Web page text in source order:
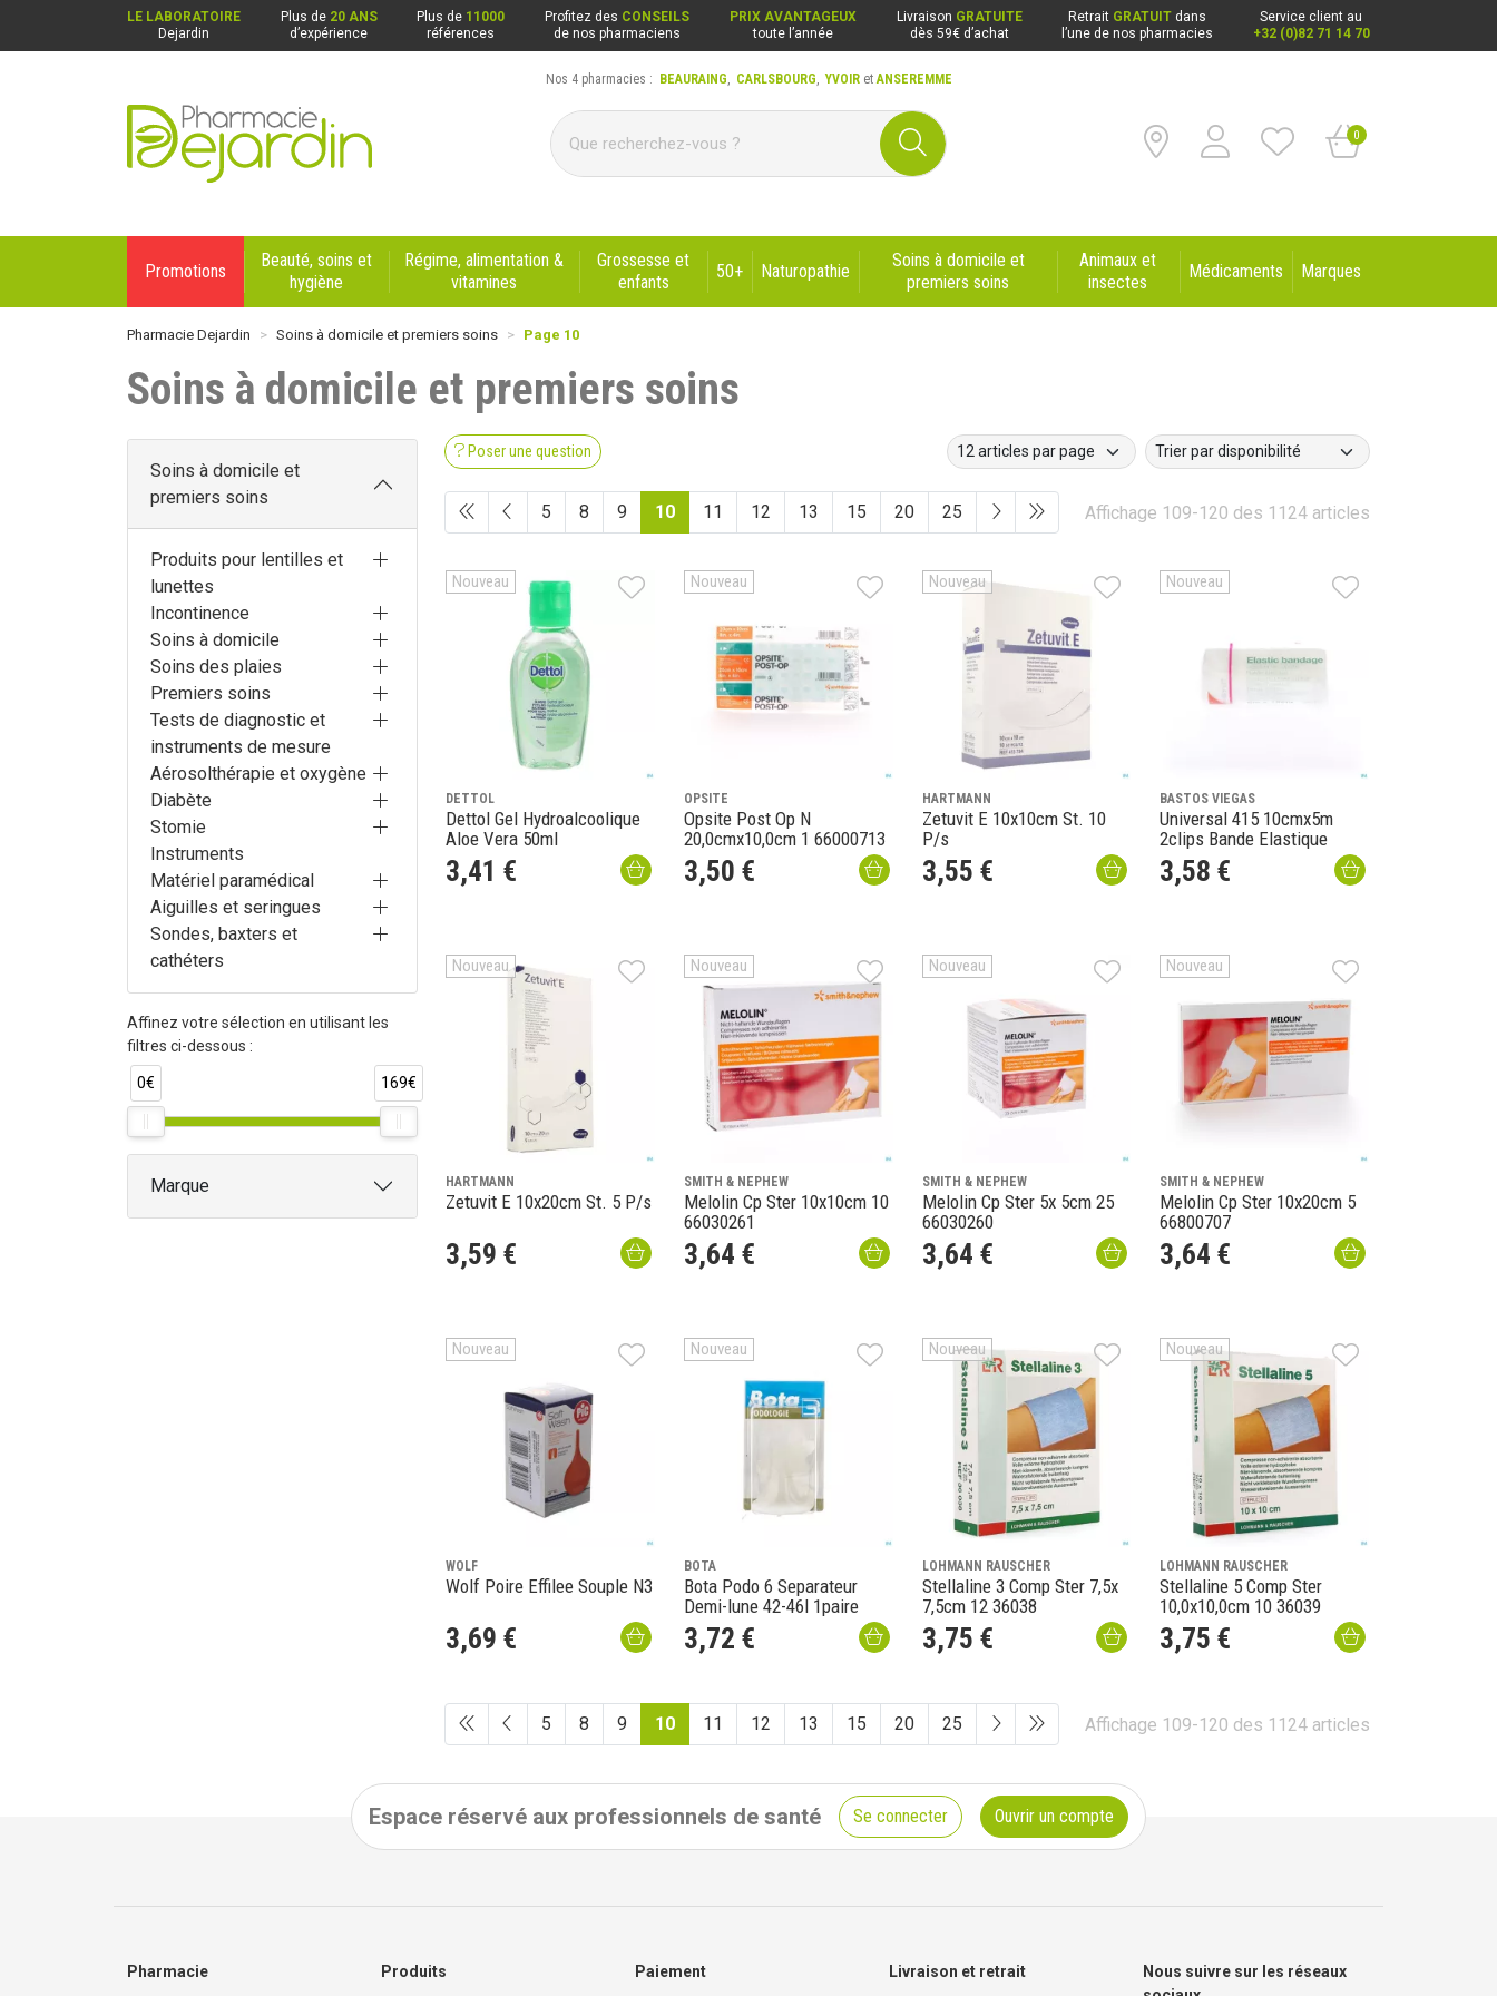
LE LABORATOIRE
Dejardin
Plus de 20 ANS
d’expérience
Plus de 11000
références
Profitez des CONSEILS
de nos pharmaciens
PRIX AVANTAGEUX
toute l’année
Livraison GRATUITE
dès 59€ d’achat
Retrait GRATUIT dans
l’une de nos pharmacies
Service client au
+32 (0)82 71 14 70
Pharmacie Dejardin Nos 4 pharmacies : Beauraing, Carlsbourg, Yvoir, Anseremme
0
Nos 4 pharmacies : BEAURAING, CARLSBOURG,YVOIRetANSEREMME
Promotions
Beauté, soins et
hygiène
Régime, alimentation &
vitamines
Grossesse et
enfants
50+ Naturopathie
Soins à domicile et
premiers soins
Animaux et
insectes
Médicaments Marques
Pharmacie Dejardin Soins à domicile et premiers soins Page 10
Soins à domicile et premiers soins
Poser une question
Affichage 109-120 des 1124 articles
5 8 9 10 11 12 13 15 20 25
Nouveau
DETTOL
Dettol Gel Hydroalcoolique
Aloe Vera 50ml
3,41 €
Nouveau
OPSITE
Opsite Post Op N
20,0cmx10,0cm 1 66000713
3,50 €
Nouveau
HARTMANN
Zetuvit E 10x10cm St. 10
P/s
3,55 €
Nouveau
BASTOS VIEGAS
Universal 415 10cmx5m
2clips Bande Elastique
3,58 €
Nouveau
HARTMANN
Zetuvit E 10x20cm St. 5 P/s
3,59 €
Nouveau
SMITH & NEPHEW
Melolin Cp Ster 10x10cm 10
66030261
3,64 €
Nouveau
SMITH & NEPHEW
Melolin Cp Ster 5x 5cm 25
66030260
3,64 €
Nouveau
SMITH & NEPHEW
Melolin Cp Ster 10x20cm 5
66800707
3,64 €
Nouveau
WOLF
Wolf Poire Effilee Souple N3
3,69 €
Nouveau
BOTA
Bota Podo 6 Separateur
Demi-lune 42-46l 1paire
3,72 €
Nouveau
LOHMANN RAUSCHER
Stellaline 3 Comp Ster 7,5x
7,5cm 12 36038
3,75 €
Nouveau
LOHMANN RAUSCHER
Stellaline 5 Comp Ster
10,0x10,0cm 10 36039
3,75 €
Affichage 109-120 des 1124 articles
5 8 9 10 11 12 13 15 20 25
Soins à domicile et
premiers soins
Produits pour lentilles et
lunettes
Incontinence
Soins à domicile
Soins des plaies
Premiers soins
Tests de diagnostic et
instruments de mesure
Aérosolthérapie et oxygène
Diabète
Stomie
Instruments
Matériel paramédical
Aiguilles et seringues
Sondes, baxters et
cathéters
Affinez votre sélection en utilisant les
filtres ci-dessous :
0€ 169€
Marque
Espace réservé aux professionnels de santé Se connecter Ouvrir un compte
Pharmacie Produits Paiement Livraison et retrait
Nous suivre sur les réseaux